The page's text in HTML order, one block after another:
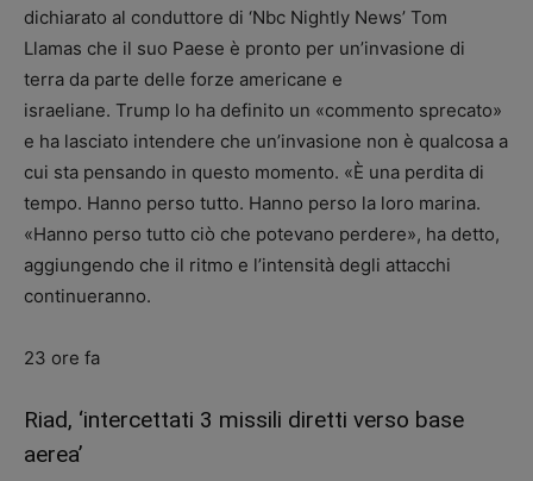
dichiarato al conduttore di ‘Nbc Nightly News’ Tom
Llamas che il suo Paese è pronto per un’invasione di
terra da parte delle forze americane e
israeliane. Trump lo ha definito un «commento sprecato»
e ha lasciato intendere che un’invasione non è qualcosa a
cui sta pensando in questo momento. «È una perdita di
tempo. Hanno perso tutto. Hanno perso la loro marina.
«Hanno perso tutto ciò che potevano perdere», ha detto,
aggiungendo che il ritmo e l’intensità degli attacchi
continueranno.
23 ore fa
Riad, ‘intercettati 3 missili diretti verso base
aerea’